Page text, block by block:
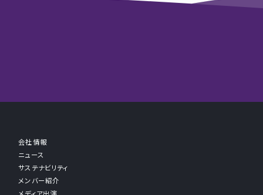
会社情報
ニュース
サステナビリティ
メンバー紹介
メディア出演